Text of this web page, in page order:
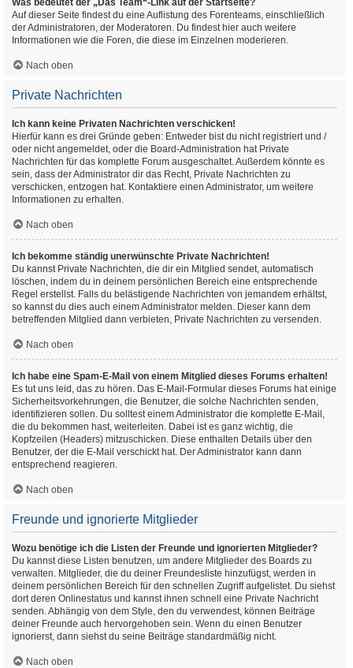
Was bedeutet der „Das Team“-Link auf der Startseite?
Auf dieser Seite findest du eine Auflistung des Forenteams, einschließlich
der Administratoren, der Moderatoren. Du findest hier auch weitere
Informationen wie die Foren, die diese im Einzelnen moderieren.
Nach oben
Private Nachrichten
Ich kann keine Privaten Nachrichten verschicken!
Hierfür kann es drei Gründe geben: Entweder bist du nicht registriert und /
oder nicht angemeldet, oder die Board-Administration hat Private
Nachrichten für das komplette Forum ausgeschaltet. Außerdem könnte es
sein, dass der Administrator dir das Recht, Private Nachrichten zu
verschicken, entzogen hat. Kontaktiere einen Administrator, um weitere
Informationen zu erhalten.
Nach oben
Ich bekomme ständig unerwünschte Private Nachrichten!
Du kannst Private Nachrichten, die dir ein Mitglied sendet, automatisch
löschen, indem du in deinem persönlichen Bereich eine entsprechende
Regel erstellst. Falls du belästigende Nachrichten von jemandem erhältst,
so kannst du dies auch einem Administrator melden. Dieser kann dem
betreffenden Mitglied dann verbieten, Private Nachrichten zu versenden.
Nach oben
Ich habe eine Spam-E-Mail von einem Mitglied dieses Forums erhalten!
Es tut uns leid, das zu hören. Das E-Mail-Formular dieses Forums hat einige
Sicherheitsvorkehrungen, die Benutzer, die solche Nachrichten senden,
identifizieren sollen. Du solltest einem Administrator die komplette E-Mail,
die du bekommen hast, weiterleiten. Dabei ist es ganz wichtig, die
Kopfzeilen (Headers) mitzuschicken. Diese enthalten Details über den
Benutzer, der die E-Mail verschickt hat. Der Administrator kann dann
entsprechend reagieren.
Nach oben
Freunde und ignorierte Mitglieder
Wozu benötige ich die Listen der Freunde und ignorierten Mitglieder?
Du kannst diese Listen benutzen, um andere Mitglieder des Boards zu
verwalten. Mitglieder, die du deiner Freundesliste hinzufügst, werden in
deinem persönlichen Bereich für den schnellen Zugriff aufgelistet. Du siehst
dort deren Onlinestatus und kannst ihnen schnell eine Private Nachricht
senden. Abhängig von dem Style, den du verwendest, können Beiträge
deiner Freunde auch hervorgehoben sein. Wenn du einen Benutzer
ignorierst, dann siehst du seine Beiträge standardmäßig nicht.
Nach oben